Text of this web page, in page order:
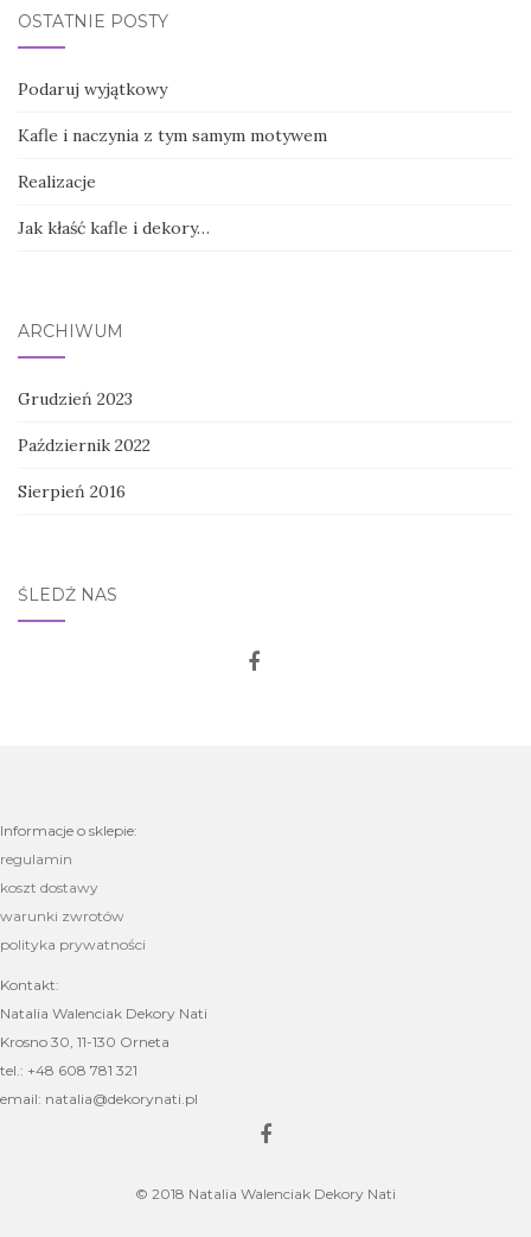
OSTATNIE POSTY
Podaruj wyjątkowy
Kafle i naczynia z tym samym motywem
Realizacje
Jak kłaść kafle i dekory…
ARCHIWUM
Grudzień 2023
Październik 2022
Sierpień 2016
ŚLEDŹ NAS
Informacje o sklepie:
regulamin
koszt dostawy
warunki zwrotów
polityka prywatności
Kontakt:
Natalia Walenciak Dekory Nati
Krosno 30, 11-130 Orneta
tel.: +48 608 781 321
email: natalia@dekorynati.pl
© 2018 Natalia Walenciak Dekory Nati